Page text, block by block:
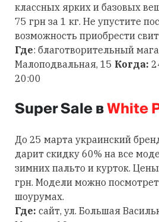
классных ярких и базовых
75 грн за 1 кг. Не упустите
возможность приобрести
Где: благотворительный
Малоподвальная, 15 Когда:
20:00
Super Sale вWhite
До 25 марта украинский
дарит скидку 60% на все
зимних пальто и курток.
грн. Модели можно
шоурумах.
Где: сайт, ул. Большая